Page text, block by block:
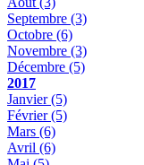
Septembre (3)
Octobre (6)
Novembre (3)
Décembre (5)
2017
Janvier(5)
Février(5)
Mars (6)
Avril (6)